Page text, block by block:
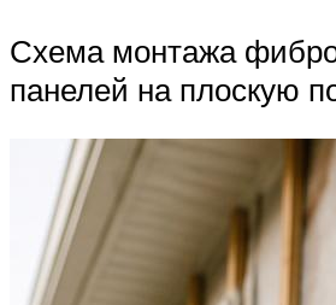
Схема монтажа
панелей на плоскую